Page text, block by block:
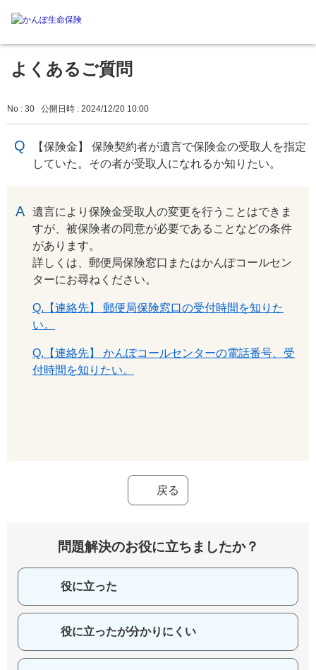
よくあるご質問
No : 30 公開日時 : 2024/12/20 10:00
【保険金】 保険契約者が遺言で保険金の受取人を指定
していた。その者が受取人になれるか知りたい。
遺言により保険金受取人の変更を行うことはできま
すが、被保険者の同意が必要であることなどの条件
があります。
詳しくは、郵便局保険窓口またはかんぽコールセン
ターにお尋ねください。
Q.【連絡先】 郵便局保険窓口の受付時間を知りた
い。
Q.【連絡先】 かんぽコールセンターの電話番号、受
付時間を知りたい。
戻る
問題解決のお役に立ちましたか？
役に立った
役に立ったが分かりにくい